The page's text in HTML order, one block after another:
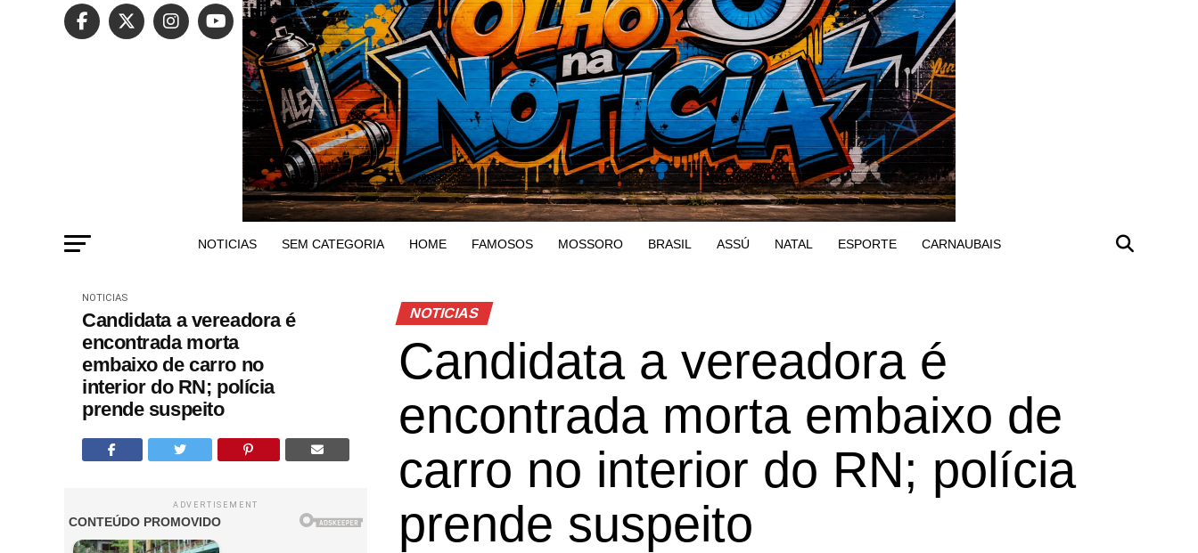
NOTICIAS SEM CATEGORIA HOME FAMOSOS MOSSORO BRASIL ASSÚ NATAL ESPORTE CARNAUBAIS
NOTICIAS
Candidata a vereadora é
encontrada morta
embaixo de carro no
interior do RN; polícia
prende suspeito
ADVERTISEMENT
NOTICIAS
Candidata a vereadora é
encontrada morta embaixo de
carro no interior do RN; polícia
prende suspeito